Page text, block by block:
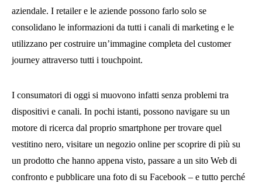
aziendale. I retailer e le aziende possono farlo solo se
consolidano le informazioni da tutti i canali di marketing e le
utilizzano per costruire un’immagine completa del customer
journey attraverso tutti i touchpoint.
I consumatori di oggi si muovono infatti senza problemi tra
dispositivi e canali. In pochi istanti, possono navigare su un
motore di ricerca dal proprio smartphone per trovare quel
vestitino nero, visitare un negozio online per scoprire di più su
un prodotto che hanno appena visto, passare a un sito Web di
confronto e pubblicare una foto di su Facebook – e tutto perché